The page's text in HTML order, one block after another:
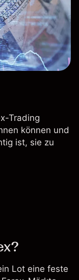
Trading
können und
ist, sie zu
Lot eine feste